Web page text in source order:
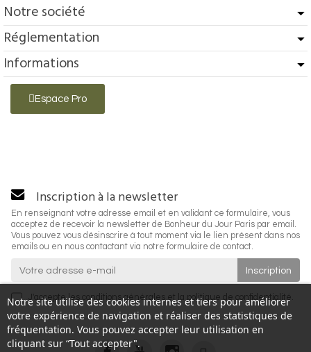
Notre société
Réglementation
Informations
Espace Pro
Notre site utilise des cookies internes et tiers pour améliorer
votre expérience de navigation et réaliser des statistiques de
fréquentation. Vous pouvez accepter leur utilisation en
cliquant sur “Tout accepter".
Inscription à la newsletter
En renseignant votre adresse email et en validant ce formulaire, vous
acceptez de recevoir la newsletter de Bonheur du Jour Paris par email.
Vous pouvez vous désinscrire à tout moment via le lien présent dans nos
emails ou en nous contactant via notre formulaire de contact.
J'accepte les conditions générales et la politique de confidentialité.